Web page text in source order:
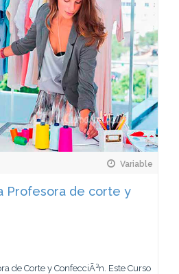
Variable
Profesora de corte y
de Corte y ConfecciÃ³n. Este Curso